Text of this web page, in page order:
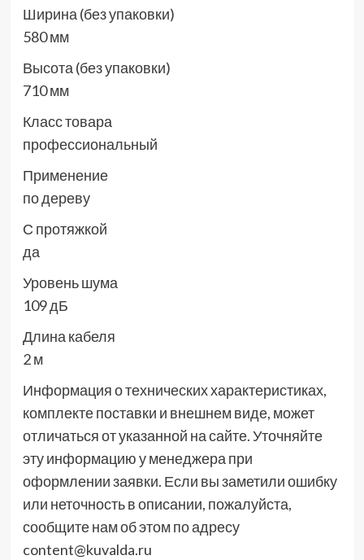
Ширина (без упаковки)
580 мм
Высота (без упаковки)
710 мм
Класс товара
профессиональный
Применение
по дереву
С протяжкой
да
Уровень шума
109 дБ
Длина кабеля
2 м
Информация о технических характеристиках,
комплекте поставки и внешнем виде, может
отличаться от указанной на сайте. Уточняйте
эту информацию у менеджера при
оформлении заявки. Если вы заметили ошибку
или неточность в описании, пожалуйста,
сообщите нам об этом по адресу
content@kuvalda.ru